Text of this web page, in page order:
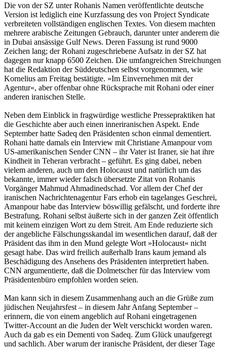
Die von der SZ unter Rohanis Namen veröffentlichte deutsche
Version ist lediglich eine Kurzfassung des von Project Syndicate
verbreiteten vollständigen englischen Textes. Von diesem machten
mehrere arabische Zeitungen Gebrauch, darunter unter anderem die
in Dubai ansässige Gulf News. Deren Fassung ist rund 9000
Zeichen lang; der Rohani zugeschriebene Aufsatz in der SZ hat
dagegen nur knapp 6500 Zeichen. Die umfangreichen Streichungen
hat die Redaktion der Süddeutschen selbst vorgenommen, wie
Kornelius am Freitag bestätigte. »Im Einvernehmen mit der
Agentur«, aber offenbar ohne Rücksprache mit Rohani oder einer
anderen iranischen Stelle.
Neben dem Einblick in fragwürdige westliche Pressepraktiken hat
die Geschichte aber auch einen inneriranischen Aspekt. Ende
September hatte Sadeq den Präsidenten schon einmal dementiert.
Rohani hatte damals ein Interview mit Christiane Amanpour vom
US-amerikanischen Sender CNN – ihr Vater ist Iraner, sie hat ihre
Kindheit in Teheran verbracht – geführt. Es ging dabei, neben
vielem anderen, auch um den Holocaust und natürlich um das
bekannte, immer wieder falsch übersetzte Zitat von Rohanis
Vorgänger Mahmud Ahmadinedschad. Vor allem der Chef der
iranischen Nachrichtenagentur Fars erhob ein tagelanges Geschrei,
Amanpour habe das Interview böswillig gefälscht, und forderte ihre
Bestrafung. Rohani selbst äußerte sich in der ganzen Zeit öffentlich
mit keinem einzigen Wort zu dem Streit. Am Ende reduzierte sich
der angebliche Fälschungsskandal im wesentlichen darauf, daß der
Präsident das ihm in den Mund gelegte Wort »Holocaust« nicht
gesagt habe. Das wird freilich außerhalb Irans kaum jemand als
Beschädigung des Ansehens des Präsidenten interpretiert haben.
CNN argumentierte, daß die Dolmetscher für das Interview vom
Präsidentenbüro empfohlen worden seien.
Man kann sich in diesem Zusammenhang auch an die Grüße zum
jüdischen Neujahrsfest – in diesem Jahr Anfang September –
erinnern, die von einem angeblich auf Rohani eingetragenen
Twitter-Account an die Juden der Welt verschickt worden waren.
Auch da gab es ein Dementi von Sadeq. Zum Glück unaufgeregt
und sachlich. Aber warum der iranische Präsident, der dieser Tage